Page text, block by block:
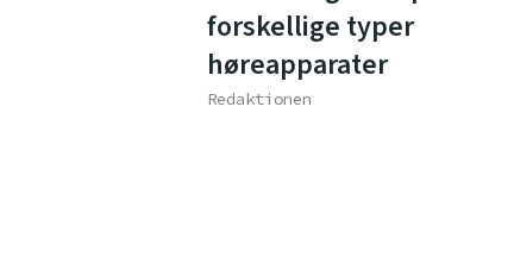
forskellige typer
høreapparater
Redaktionen